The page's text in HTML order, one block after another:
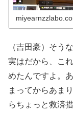
（吉田豪）そう
実はだから、こ
めたんですよ。
まってからあま
らちょっと救済